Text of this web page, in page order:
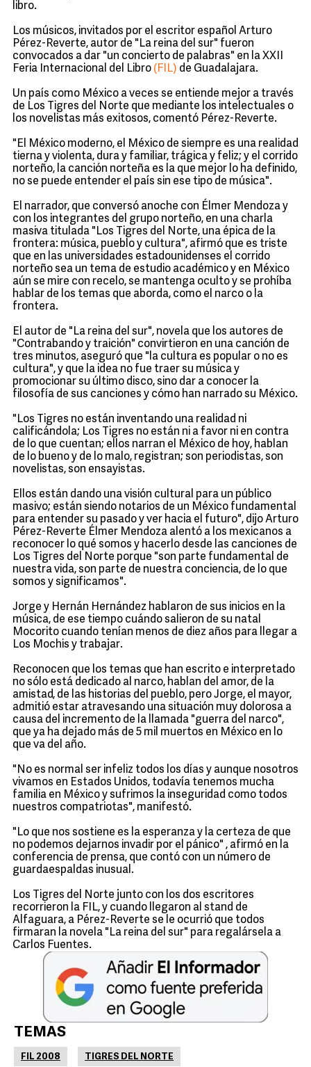
libro.
Los músicos, invitados por el escritor español Arturo
Pérez-Reverte, autor de "La reina del sur" fueron
convocados a dar "un concierto de palabras" en la XXII
Feria Internacional del Libro (FIL) de Guadalajara.
Un país como México a veces se entiende mejor a través
de Los Tigres del Norte que mediante los intelectuales o
los novelistas más exitosos, comentó Pérez-Reverte.
"El México moderno, el México de siempre es una realidad
tierna y violenta, dura y familiar, trágica y feliz; y el corrido
norteño, la canción norteña es la que mejor lo ha definido,
no se puede entender el país sin ese tipo de música".
El narrador, que conversó anoche con Élmer Mendoza y
con los integrantes del grupo norteño, en una charla
masiva titulada "Los Tigres del Norte, una épica de la
frontera: música, pueblo y cultura", afirmó que es triste
que en las universidades estadounidenses el corrido
norteño sea un tema de estudio académico y en México
aún se mire con recelo, se mantenga oculto y se prohíba
hablar de los temas que aborda, como el narco o la
frontera.
El autor de "La reina del sur", novela que los autores de
"Contrabando y traición" convirtieron en una canción de
tres minutos, aseguró que "la cultura es popular o no es
cultura", y que la idea no fue traer su música y
promocionar su último disco, sino dar a conocer la
filosofía de sus canciones y cómo han narrado su México.
"Los Tigres no están inventando una realidad ni
calificándola; Los Tigres no están ni a favor ni en contra
de lo que cuentan; ellos narran el México de hoy, hablan
de lo bueno y de lo malo, registran; son periodistas, son
novelistas, son ensayistas.
Ellos están dando una visión cultural para un público
masivo; están siendo notarios de un México fundamental
para entender su pasado y ver hacia el futuro", dijo Arturo
Pérez-Reverte Élmer Mendoza alentó a los mexicanos a
reconocer lo qué somos y hacerlo desde las canciones de
Los Tigres del Norte porque "son parte fundamental de
nuestra vida, son parte de nuestra conciencia, de lo que
somos y significamos".
Jorge y Hernán Hernández hablaron de sus inicios en la
música, de ese tiempo cuándo salieron de su natal
Mocorito cuando tenían menos de diez años para llegar a
Los Mochis y trabajar.
Reconocen que los temas que han escrito e interpretado
no sólo está dedicado al narco, hablan del amor, de la
amistad, de las historias del pueblo, pero Jorge, el mayor,
admitió estar atravesando una situación muy dolorosa a
causa del incremento de la llamada "guerra del narco",
que ya ha dejado más de 5 mil muertos en México en lo
que va del año.
"No es normal ser infeliz todos los días y aunque nosotros
vivamos en Estados Unidos, todavía tenemos mucha
familia en México y sufrimos la inseguridad como todos
nuestros compatriotas", manifestó.
"Lo que nos sostiene es la esperanza y la certeza de que
no podemos dejarnos invadir por el pánico" , afirmó en la
conferencia de prensa, que contó con un número de
guardaespaldas inusual.
Los Tigres del Norte junto con los dos escritores
recorrieron la FIL, y cuando llegaron al stand de
Alfaguara, a Pérez-Reverte se le ocurrió que todos
firmaran la novela "La reina del sur" para regalársela a
Carlos Fuentes.
TEMAS
FIL 2008 TIGRES DEL NORTE